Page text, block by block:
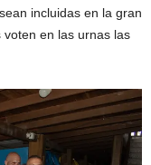
incluidas en la gran
en las urnas las